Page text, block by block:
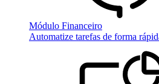
Módulo Financeiro
Automatize tarefas de forma